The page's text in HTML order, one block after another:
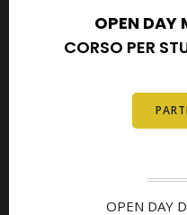
OPEN DAY
CORSO PER
OPEN DAY